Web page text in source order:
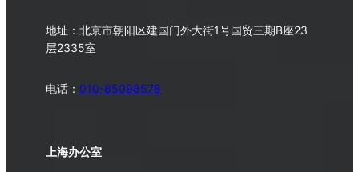
地址：北京市朝阳区建国门外大街1号国贸三期B座23
层2335室
电话：010-85098578
上海办公室